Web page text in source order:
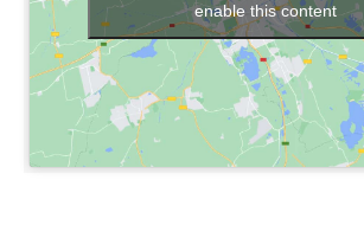
enable this content